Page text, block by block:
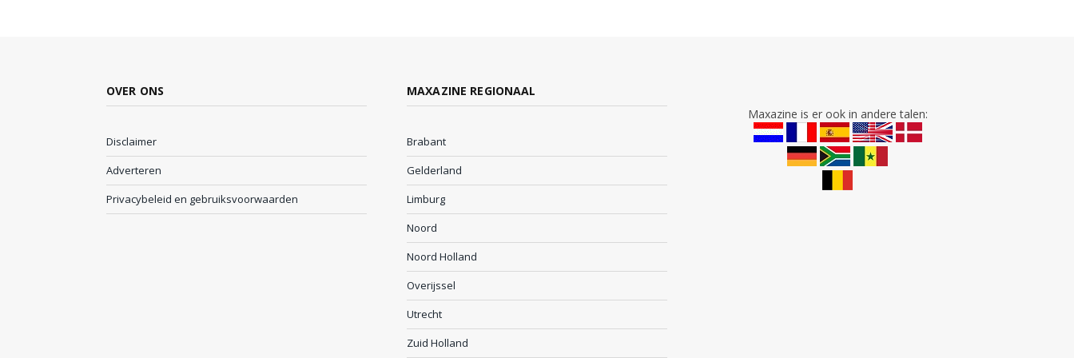
OVER ONS
Disclaimer
Adverteren
Privacybeleid en gebruiksvoorwaarden
MAXAZINE REGIONAAL
Brabant
Gelderland
Limburg
Noord
Noord Holland
Overijssel
Utrecht
Zuid Holland
Maxazine is er ook in andere talen: